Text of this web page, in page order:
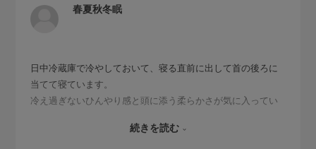
春夏秋冬眠
日中冷蔵庫で冷やしておいて、寝る直前に出して首の後ろに
当てて寝ています。
冷え過ぎないひんやり感と頭に添う柔らかさが気に入ってい
二つ買いましたが、夜中に起きた時に冷えているのと取替え
続きを読む